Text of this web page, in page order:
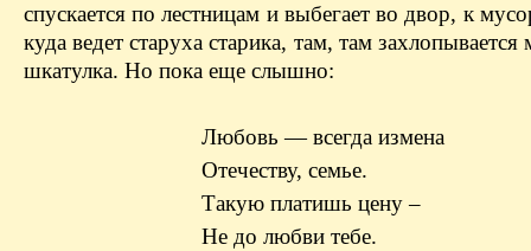
спускается по лестницам и выбегает во двор, к
куда ведет старуха старика, там, там захлопывается
шкатулка. Но пока еще слышно:
Любовь — всегда измена
Отечеству, семье.
Такую платишь цену –
Не до любви тебе.